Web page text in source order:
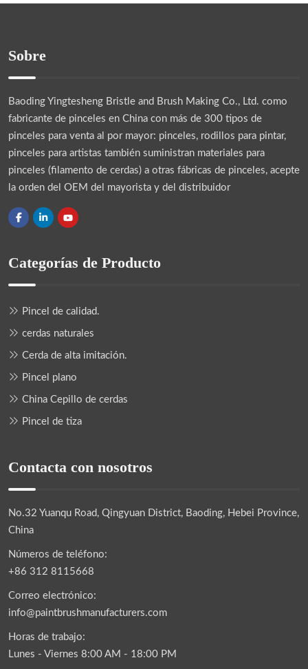
Sobre
Baoding Yingtesheng Bristle and Brush Making Co., Ltd. como
fabricante de pinceles en China con más de 300 tipos de
pinceles para venta al por mayor: pinceles, rodillos para pintar,
pinceles para artistas también suministran materiales para
pinceles (filamento de cerdas) a otras fábricas de pinceles, acepte
la orden del OEM del mayorista y del distribuidor
Categorías de Producto
Pincel de calidad.
cerdas naturales
Cerda de alta imitación.
Pincel plano
China Cepillo de cerdas
Pincel de tiza
Contacta con nosotros
No.32 Yuanqu Road, Qingyuan District, Baoding, Hebei Province,
China
Números de teléfono:
+86 312 8115668
Correo electrónico:
info@paintbrushmanufacturers.com
Horas de trabajo:
Lunes - Viernes 8:00 AM - 18:00 PM